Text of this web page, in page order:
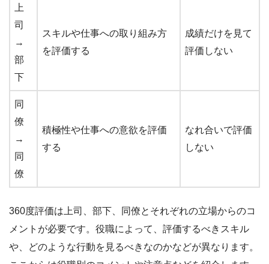
上
司
→
部
下
スキルや仕事への取り組み方
を評価する
成績だけを見て
評価しない
同
僚
→
同
僚
積極性や仕事への意欲を評価
する
なれ合いで評価
しない
360度評価は上司、部下、同僚とそれぞれの立場からのコ
メントが必要です。役職によって、評価するべきスキル
や、どのような行動を見るべきなのかなどが異なります。